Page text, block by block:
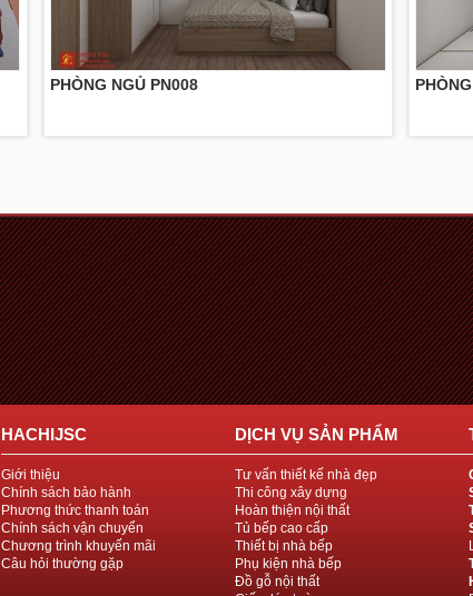
PHÒNG NGỦ PN008
HACHIJSC
Giới thiệu
Chính sách bảo hành
Phương thức thanh toán
Chính sách vận chuyển
Chương trình khuyến mãi
Câu hỏi thường gặp
DỊCH VỤ SẢN PHẨM
Tư vấn thiết kế nhà đẹp
Thi công xây dựng
Hoàn thiện nội thất
Tủ bếp cao cấp
Thiết bị nhà bếp
Phụ kiện nhà bếp
Đồ gỗ nội thất